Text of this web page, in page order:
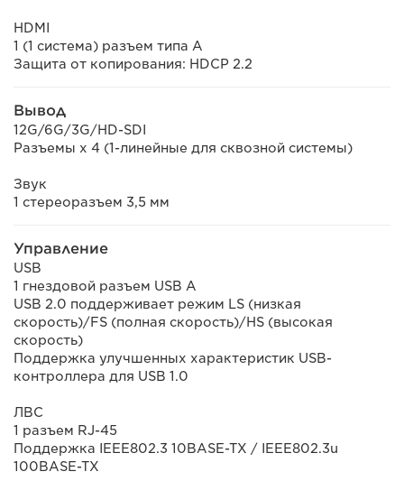
HDMI
1 (1 система) разъем типа A
Защита от копирования: HDCP 2.2
Вывод
12G/6G/3G/HD-SDI
Разъемы x 4 (1-линейные для сквозной системы)
Звук
1 стереоразъем 3,5 мм
Управление
USB
1 гнездовой разъем USB A
USB 2.0 поддерживает режим LS (низкая
скорость)/FS (полная скорость)/HS (высокая
скорость)
Поддержка улучшенных характеристик USB-
контроллера для USB 1.0
ЛВС
1 разъем RJ-45
Поддержка IEEE802.3 10BASE-TX / IEEE802.3u
100BASE-TX